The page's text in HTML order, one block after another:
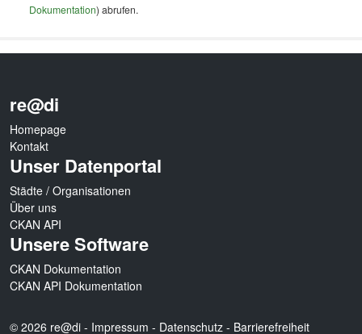
Dokumentation) abrufen.
re@di
Homepage
Kontakt
Unser Datenportal
Städte / Organisationen
Über uns
CKAN API
Unsere Software
CKAN Dokumentation
CKAN API Dokumentation
© 2026 re@di - Impressum - Datenschutz - Barrierefreiheit